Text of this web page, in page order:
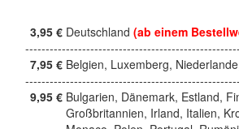
3,95 € Deutschland (ab einem
7,95 € Belgien, Luxemberg,
9,95 € Bulgarien, Dänemark, Estland,
Großbritannien, Irland, Italien,